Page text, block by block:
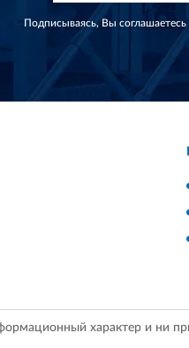
Подписываясь, Вы соглашаетесь
характер и ни